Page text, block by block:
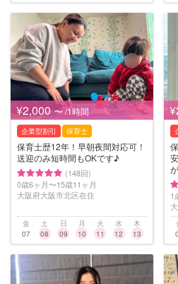
¥2,000 〜 /1時間
企業型割引 保育士
保育士歴12年！早朝夜間対応可！
送迎のみ短時間もOKです♪
(148回)
0歳6ヶ月〜15歳11ヶ月
大阪府大阪市北区在住
金
07
土
08
日
09
月
10
火
11
水
12
木
13
1